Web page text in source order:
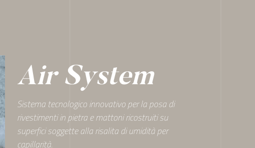
Air System
Sistema tecnologico innovativo per la posa di
rivestimenti in pietra e mattoni ricostruiti su
superfici soggette alla risalita di umidità per
capillarità.